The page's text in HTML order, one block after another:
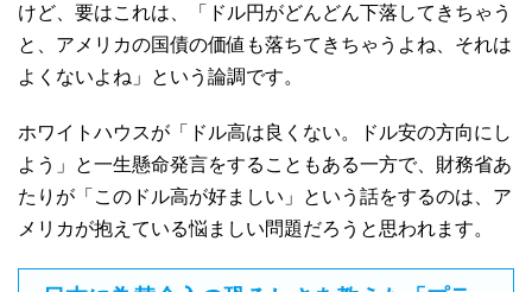
けど、要はこれは、「ドル円がどんどん下落してきちゃう
と、アメリカの国債の価値も落ちてきちゃうよね、それは
よくないよね」という論調です。
ホワイトハウスが「ドル高は良くない。ドル安の方向にし
よう」と一生懸命発言をすることもある一方で、財務省あ
たりが「このドル高が好ましい」という話をするのは、ア
メリカが抱えている悩ましい問題だろうと思われます。